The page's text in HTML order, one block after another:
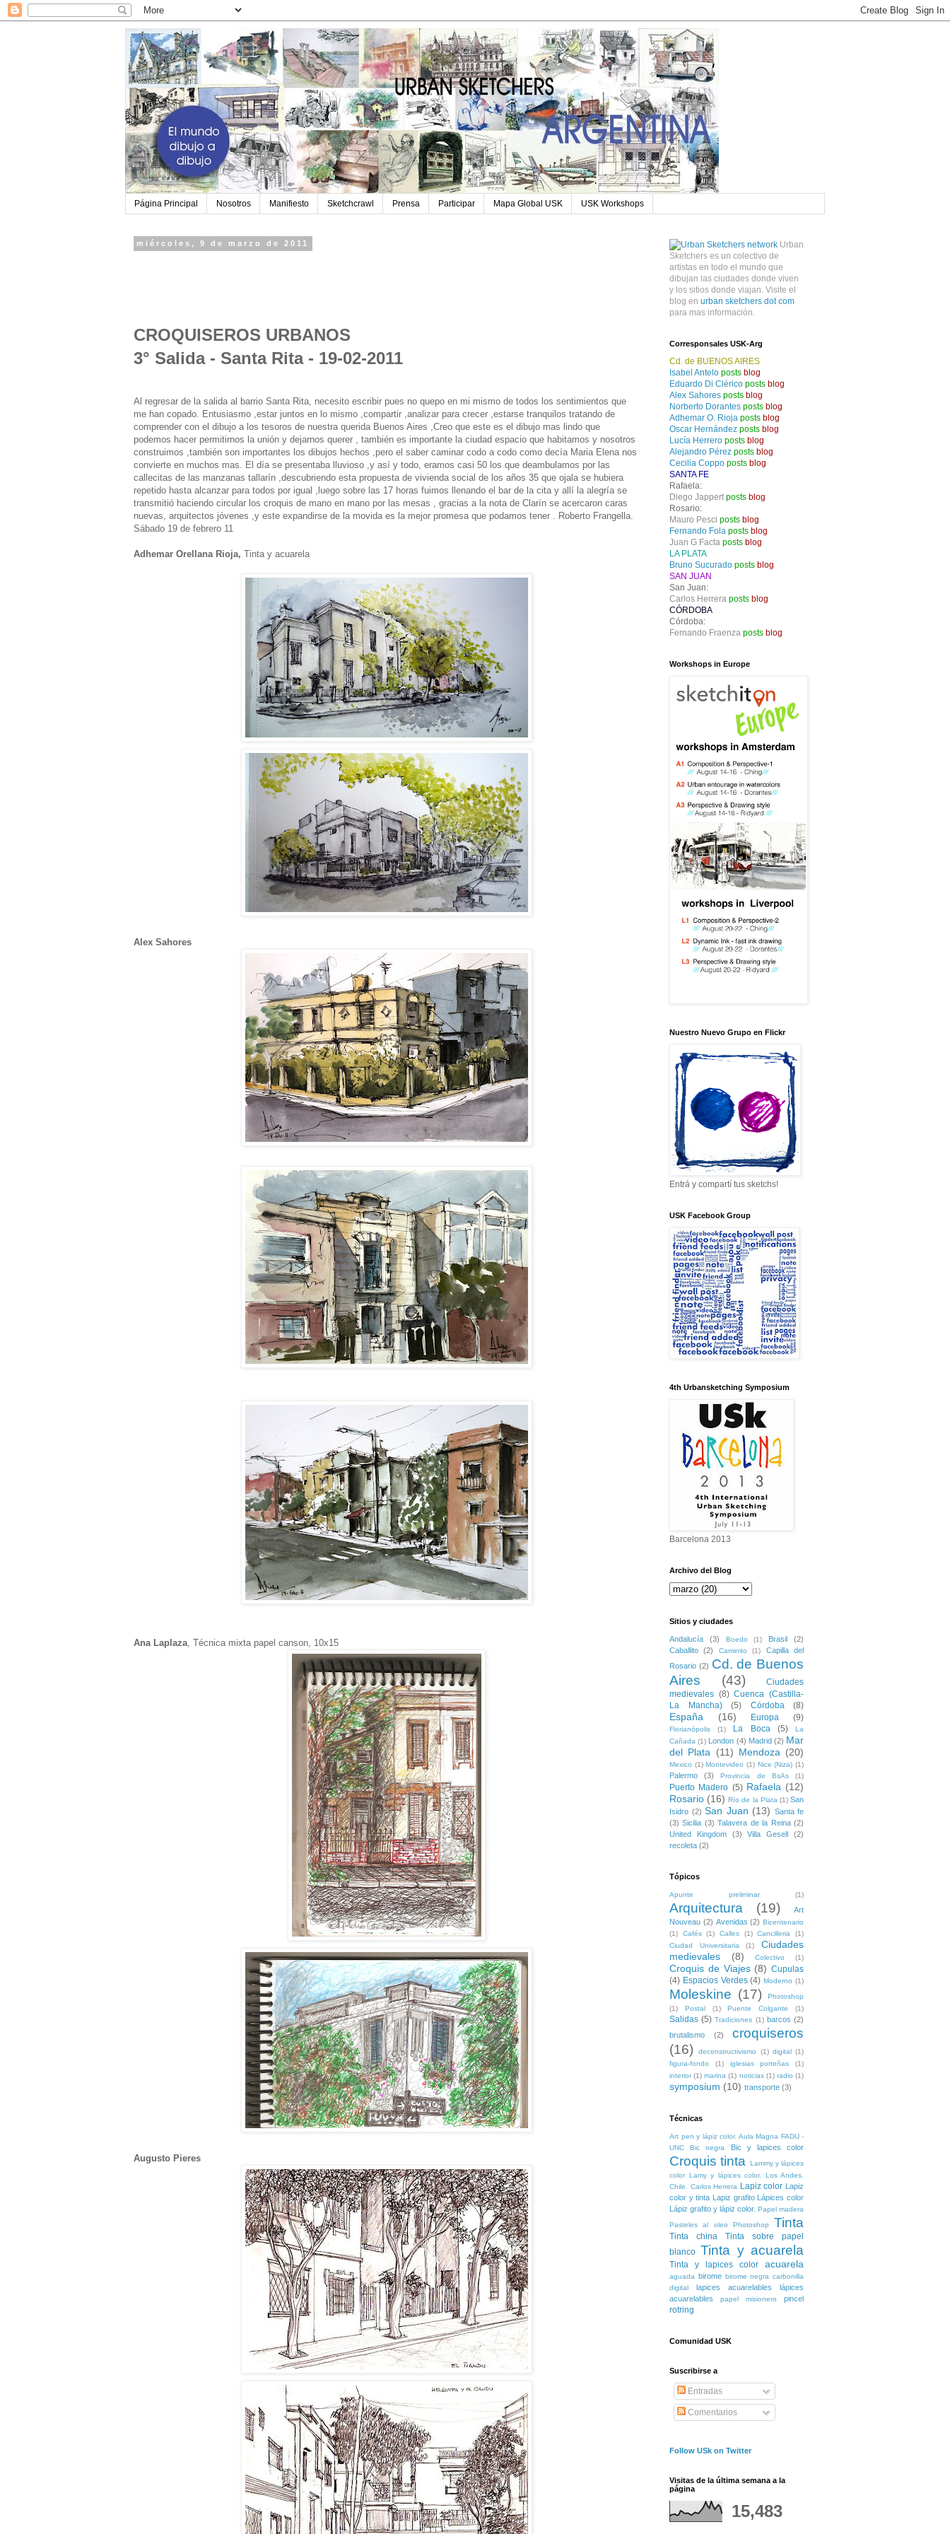
Página Principal Nosotros Manifiesto Sketchcrawl Prensa Participar Mapa Global USK USK Workshops
miércoles, 9 de marzo de 2011
CROQUISEROS URBANOS
3° Salida - Santa Rita - 19-02-2011
Al regresar de la salida al barrio Santa Rita, necesito escribir pues no quepo en mi mismo de todos los sentimientos que
me han copado. Entusiasmo ,estar juntos en lo mismo ,compartir ,analizar para crecer ,estarse tranquilos tratando de
comprender con el dibujo a los tesoros de nuestra querida Buenos Aires ,Creo que este es el dibujo mas lindo que
podemos hacer permitirnos la unión y dejarnos querer , también es importante la ciudad espacio que habitamos y nosotros
construimos ,también son importantes los dibujos hechos ,pero el saber caminar codo a codo como decía Maria Elena nos
convierte en muchos mas. El día se presentaba lluvioso ,y así y todo, eramos casi 50 los que deambulamos por las
callecitas de las manzanas tallarín ,descubriendo esta propuesta de vivienda social de los años 35 que ojala se hubiera
repetido hasta alcanzar para todos por igual ,luego sobre las 17 horas fuimos llenando el bar de la cita y allí la alegría se
transmitió haciendo circular los croquis de mano en mano por las mesas , gracias a la nota de Clarín se acercaron caras
nuevas, arquitectos jóvenes ,y este expandirse de la movida es la mejor promesa que podamos tener .
Roberto Frangella.
Sábado 19 de febrero 11
Adhemar Orellana Rioja, Tinta y acuarela
Alex Sahores
Ana Laplaza , Técnica mixta papel canson, 10x15
Augusto Pieres
Urban
Sketchers es un colectivo de
artistas en todo el mundo que
dibujan las ciudades donde viven
y los sitios donde viajan. Visite el
blog en urban sketchers dot com
para mas información.
Corresponsales USK-Arg
Cd. de BUENOS AIRES
Isabel Antelo posts blog
Eduardo Di Clérico posts blog
Alex Sahores posts blog
Norberto Dorantes posts blog
Adhemar O. Rioja posts blog
Oscar Hernández posts blog
Lucía Herrero posts blog
Alejandro Pérez posts blog
Cecilia Coppo posts blog
SANTA FE
Rafaela:
Diego Jappert posts blog
Rosario:
Mauro Pesci posts blog
Fernando Fola posts blog
Juan G Facta posts blog
LA PLATA
Bruno Sucurado posts blog
SAN JUAN
San Juan:
Carlos Herrera posts blog
CÓRDOBA
Córdoba:
Fernando Fraenza posts blog
Workshops in Europe
Nuestro Nuevo Grupo en Flickr
Entrá y compartí tus sketchs!
USK Facebook Group
4th Urbansketching Symposium
Barcelona 2013
Archivo del Blog
Sitios y ciudades
Andalucía (3) Boedo (1) Brasil
(2)
Caballito
(2) Caminito (1)
Capilla del
Rosario (2) Cd. de Buenos
Aires
(43)
Ciudades
medievales (8) Cuenca (Castilla-
La Mancha)
(5) Córdoba (8)
España (16) Europa (9)
Florianópolis (1) La Boca (5)
La
Cañada (1) London (4) Madrid (2) Mar
del Plata (11) Mendoza (20)
Mexico (1) Montevideo (1) Nice (Niza) (1)
Palermo (3) Provincia de BsAs (1)
Puerto Madero (5) Rafaela (12)
Rosario (16) Río de la Plata (1) San
Isidro (2) San Juan (13) Santa fe
(3) Sicilia (3) Talavera de la Reina (2)
United Kingdom
(3) Villa Gesell
(2)
recoleta (2)
Tópicos
Apunte preliminar (1)
Arquitectura (19)
Art
Nouveau (2) Avenidas (2) Bicentenario
(1)
Cafés (1) Calles (1) Cancilleria
(1)
Ciudad Universitaria
(1)
Ciudades
medievales
(8) Colectivo (1)
Croquis de Viajes (8) Cupulas
(4) Espacios Verdes (4) Moderno (1)
Moleskine (17)
Photoshop
(1)
Postal (1) Puente Colgante (1)
Salidas (5) Tradiciones (1) barcos (2)
brutalismo
(2)
croquiseros
(16)
deconstructivismo (1) digital
(1)
figura-fondo
(1) iglesias porteñas
(1)
interior (1) marina (1) noticias (1) radio (1)
symposium (10) transporte (3)
Técnicas
Art pen y lápiz color. Aula Magna FADU -
UNC
Bic negra Bic y lapices color
Croquis tinta
Lammy y lápices
color
Lamy y lápices color. Los Andes.
Chile. Carlos Herrera Lapiz color
Lapiz
color y tinta
Lapiz grafito
Lápices color
Lápiz grafito y lápiz color. Papel madera
Pasteles al oleo
Photoshop Tinta
Tinta china
Tinta sobre papel
blanco Tinta y acuarela
Tinta y lapices color acuarela
aguada birome birome negra carbonilla
digital
lapices acuarelables
lápices
acuarelables
papel misionero pincel
rotring
Comunidad USK
Suscribirse a
Entradas
Comentarios
Follow USk on Twitter
Visitas de la última semana a la
página
15,483